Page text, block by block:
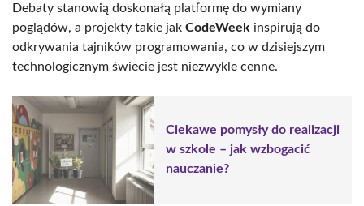
Debaty stanowią doskonałą platformę do wymiany
poglądów, a projekty takie jak CodeWeek inspirują do
odkrywania tajników programowania, co w dzisiejszym
technologicznym świecie jest niezwykle cenne.
Ciekawe pomysły do realizacji
w szkole – jak wzbogacić
nauczanie?